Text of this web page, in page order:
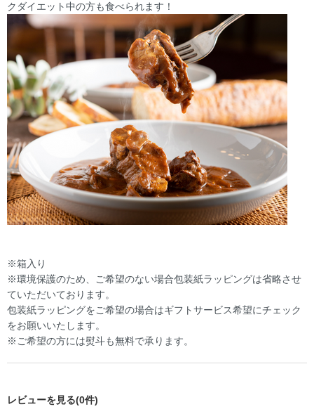
クダイエット中の方も食べられます！
※箱入り
※環境保護のため、ご希望のない場合包装紙ラッピングは省略させ
ていただいております。
包装紙ラッピングをご希望の場合はギフトサービス希望にチェック
をお願いいたします。
※ご希望の方には熨斗も無料で承ります。
レビューを見る(0件)